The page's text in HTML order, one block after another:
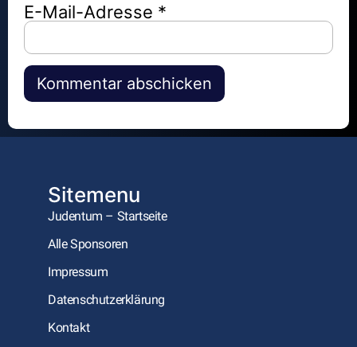
E-Mail-Adresse *
Alternative:
Sitemenu
Judentum – Startseite
Alle Sponsoren
Impressum
Datenschutzerklärung
Kontakt